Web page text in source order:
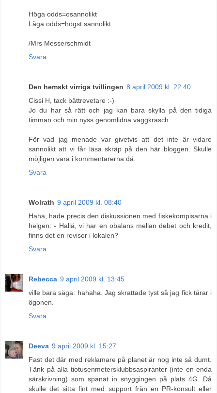
Höga odds=osannolikt
Låga odds=högst sannolikt
/Mrs Messerschmidt
Svara
Den hemskt virriga tvillingen 8 april 2009 kl. 22:40
Cissi H, tack bättrevetare :-)
Jo du har så rätt och jag kan bara skylla på den tidiga
timman och min nyss genomlidna väggkrasch.
För vad jag menade var givetvis att det inte är vidare
sannolikt att vi får läsa skräp på den här bloggen. Skulle
möjligen vara i kommentarerna då.
Svara
Wolrath 9 april 2009 kl. 08:40
Haha, hade precis den diskussionen med fiskekompisarna i
helgen: - Hallå, vi har en obalans mellan debet och kredit,
finns det en revisor i lokalen?
Svara
Rebecca 9 april 2009 kl. 13:45
ville bara säga: hahaha. Jag skrattade tyst så jag fick tårar i
ögonen.
Svara
Deeva 9 april 2009 kl. 15:27
Fast det där med reklamare på planet är nog inte så dumt.
Tänk på alla tiotusenmetersklubbsaspiranter (inte en enda
särskrivning) som spanat in snyggingen på plats 4G. Då
skulle det sitta fint med support från en PR-konsult eller